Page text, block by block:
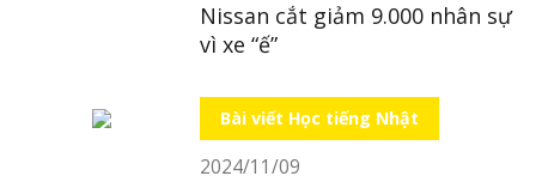
Nissan cắt giảm 9.000 nhân sự
vì xe “ế”
Bài viết Học tiếng Nhật
2024/11/09